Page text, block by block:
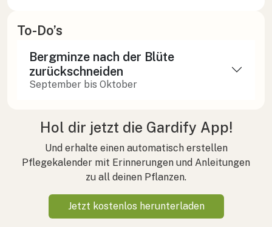
To-Do’s
Bergminze nach der Blüte
zurückschneiden
September bis Oktober
Hol dir jetzt die Gardify App!
Und erhalte einen automatisch erstellen
Pflegekalender mit Erinnerungen und Anleitungen
zu all deinen Pflanzen.
Jetzt kostenlos herunterladen